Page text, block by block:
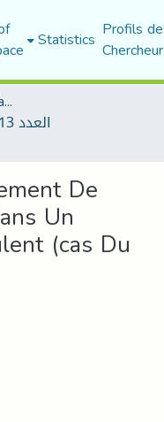
Statistics Profils
Scientific Journals of M'Sila University
العدد 13
De
Un
(cas Du